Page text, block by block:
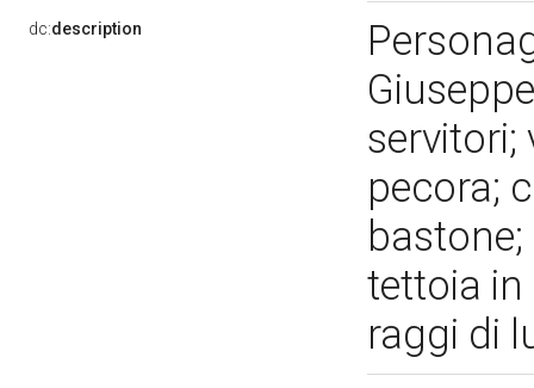
dc:description
servitori;
pecora;
tettoia in
raggi di